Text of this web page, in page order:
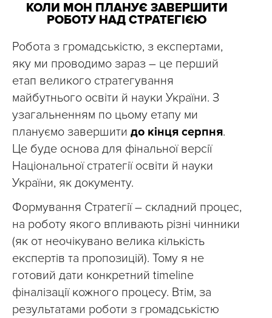
КОЛИ МОН ПЛАНУЄ ЗАВЕРШИТИ
РОБОТУ НАД СТРАТЕГІЄЮ
Робота з громадськістю, з експертами,
яку ми проводимо зараз – це перший
етап великого стратегування
майбутнього освіти й науки України. З
узагальненням по цьому етапу ми
плануємо завершити до кінця серпня.
Це буде основа для фінальної версії
Національної стратегії освіти й науки
України, як документу.
Формування Стратегії – складний процес,
на роботу якого впливають різні чинники
(як от неочікувано велика кількість
експертів та пропозицій). Тому я не
готовий дати конкретний timeline
фіналізації кожного процесу. Втім, за
результатами роботи з громадськістю